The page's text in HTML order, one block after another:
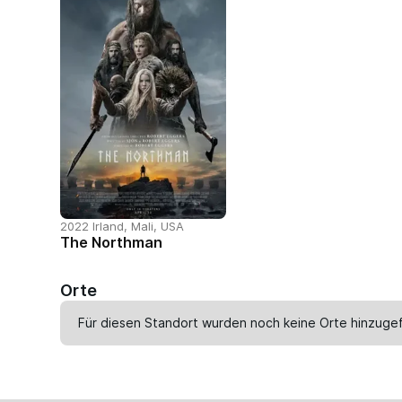
2022 Irland, Mali, USA
The Northman
Orte
Für diesen Standort wurden noch keine Orte